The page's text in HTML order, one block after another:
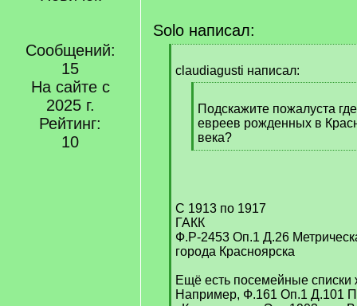
Сообщений:
15
На сайте с
2025 г.
Рейтинг:
10
Solo написал:
q
claudiagusti написал:
q
]
Подскажите пожалуста
евреев рожденных в
века?
[
С 1913 по 1917
ГАКК
Ф.Р-2453 Оп.1 Д.26
города Красноярска
Ещё есть посемейные списки
Например, Ф.161 Оп.1 Д.101